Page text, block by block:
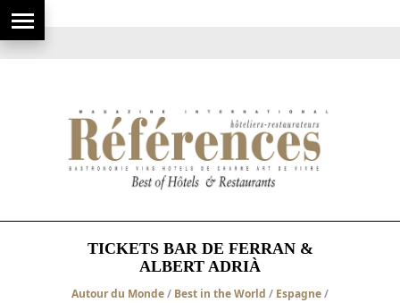
TICKETS BAR DE FERRAN &
ALBERT ADRIÀ
Autour du Monde/ Best in the World / Espagne/